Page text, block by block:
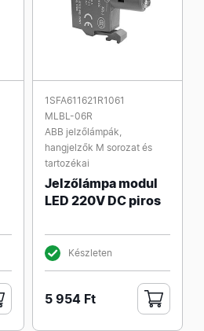
1SFA611621R1061
MLBL-06R
ABB jelzőlámpák,
hangjelzők M sorozat és
tartozékai
Jelzőlámpa modul
LED 220V DC piros
Készleten
5 954 Ft